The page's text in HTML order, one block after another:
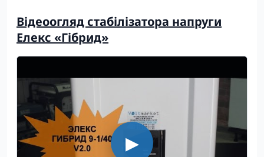
Відеоогляд стабілізатора напруги
Елекс «Гібрид»
▶